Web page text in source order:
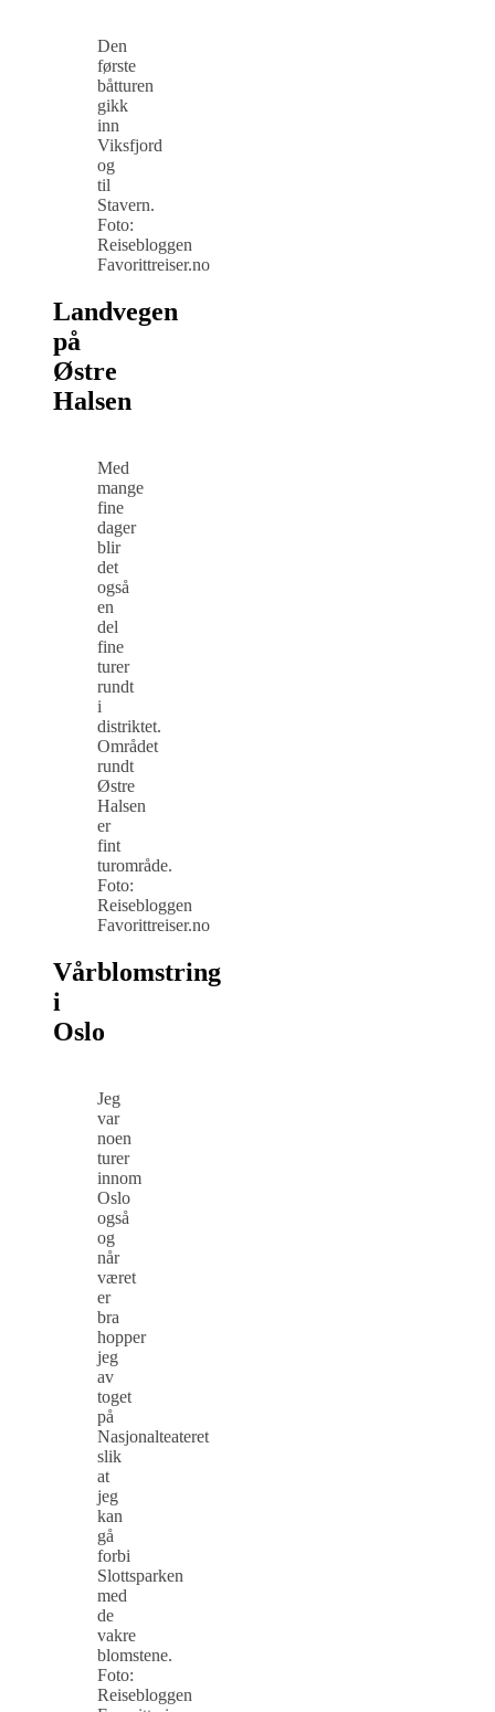
Den
første
båtturen
gikk
inn
Viksfjord
og
til
Stavern.
Foto:
Reisebloggen
Favorittreiser.no
Landvegen
på
Østre
Halsen
Med
mange
fine
dager
blir
det
også
en
del
fine
turer
rundt
i
distriktet.
Området
rundt
Østre
Halsen
er
fint
turområde.
Foto:
Reisebloggen
Favorittreiser.no
Vårblomstring
i
Oslo
Jeg
var
noen
turer
innom
Oslo
også
og
når
været
er
bra
hopper
jeg
av
toget
på
Nasjonalteateret
slik
at
jeg
kan
gå
forbi
Slottsparken
med
de
vakre
blomstene.
Foto:
Reisebloggen